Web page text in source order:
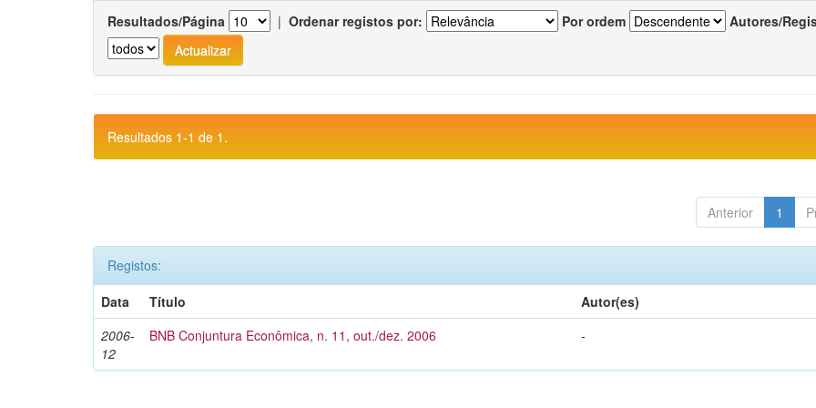
Resultados/Página | Ordenar registos por: Por ordem Autores/
Resultados 1-1 de 1.
Anterior 1
Registos:
Data
Título
Autor(es)
2006-
12
BNB Conjuntura Econômica, n. 11, out./dez. 2006 -